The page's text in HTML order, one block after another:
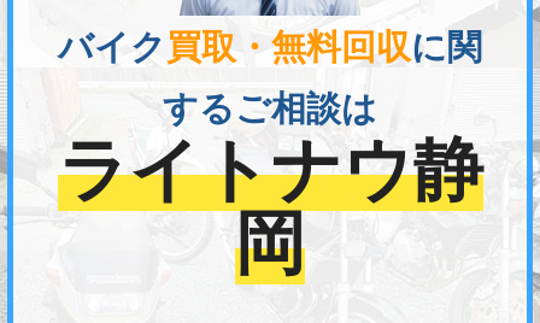
バイク 買取・無料回収に関
するご相談は
ライトナウ静
岡